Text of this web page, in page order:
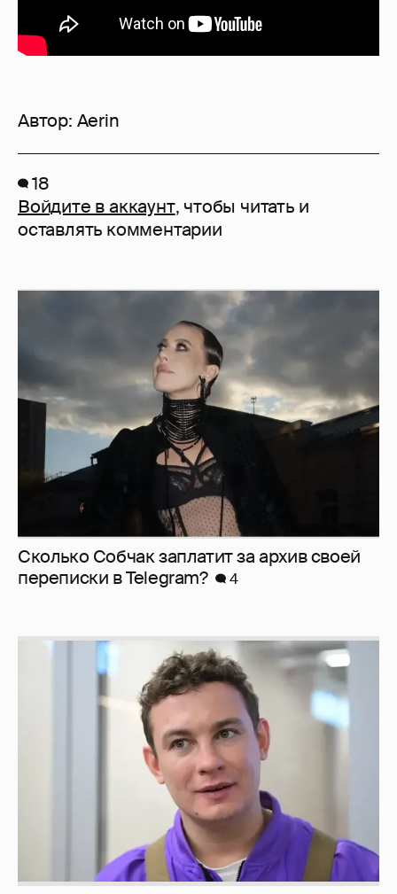
Автор: Aerin
18
Войдите в аккаунт, чтобы читать и
оставлять комментарии
Сколько Собчак заплатит за архив своей
перeписки в Telegram?
4